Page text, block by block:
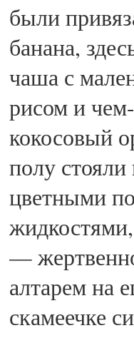
были
банана,
чаша с
рисом и
кокосовый
полу
цветными
—
алтарем на
скамеечке